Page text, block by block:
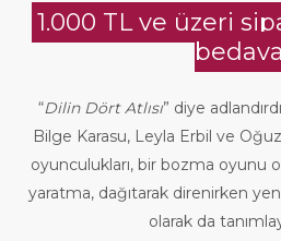
1.000 TL ve üzeri
“Dilin Dört Atlısı” diye
Bilge Karasu, Leyla Erbil ve Oğuz
oyunculukları, bir bozma oyunu
yaratma, dağıtarak direnirken
olarak da